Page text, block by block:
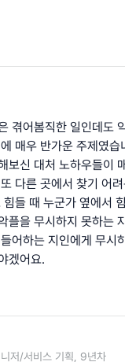
겪어봄직한 일인데도
매우 반가운 주제였습
보신 대처 노하우들이
다른 곳에서 찾기 어
들 때 누군가 옆에서
플을 무시하지 못하는
어하는 지인에게 무시
겠어요.
저/서비스 기획, 9년차